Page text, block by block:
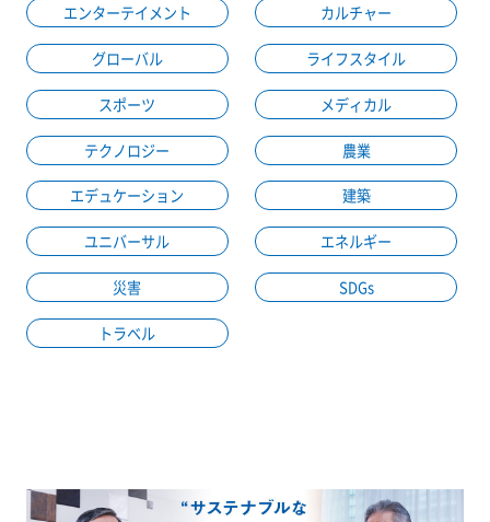
エンターテイメント カルチャー
グローバル ライフスタイル
スポーツ メディカル
テクノロジー 農業
エデュケーション 建築
ユニバーサル エネルギー
災害 SDGs
トラベル